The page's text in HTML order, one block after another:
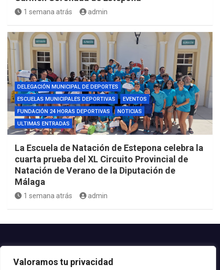
Valoramos tu privacidad
1 semana atrás admin
DELEGACIÓN MUNICIPAL DE DEPORTES
ESCUELAS MUNICIPALES DEPORTIVAS
EVENTOS
FUNDACIÓN 24 HORAS DEPORTIVAS
NOTICIAS
ULTIMAS ENTRADAS
La Escuela de Natación de Estepona celebra la
cuarta prueba del XL Circuito Provincial de
Natación de Verano de la Diputación de
Málaga
1 semana atrás admin
Teléfono: 952.80.24.44